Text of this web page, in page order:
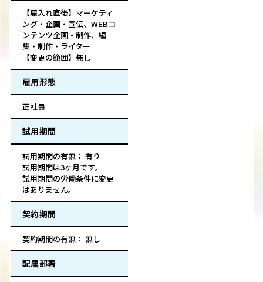
【雇入れ直後】マーケティ
ング・企画・宣伝、WEBコ
ンテンツ企画・制作、編
集・制作・ライター
【変更の範囲】無し
雇用形態
正社員
試用期間
試用期間の有無： 有り
試用期間は3ヶ月です。
試用期間の労働条件に変更
はありません。
契約期間
契約期間の有無： 無し
配属部署